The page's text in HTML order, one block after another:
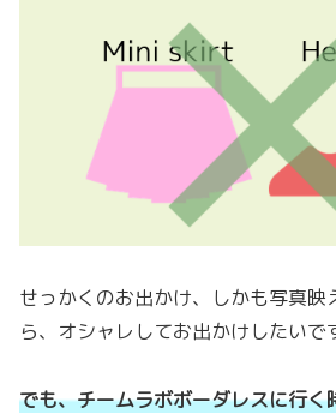
せっかくのお出かけ、しかも写真映
ら、オシャレしてお出かけしたいで
でも、チームラボボーダレスに行く